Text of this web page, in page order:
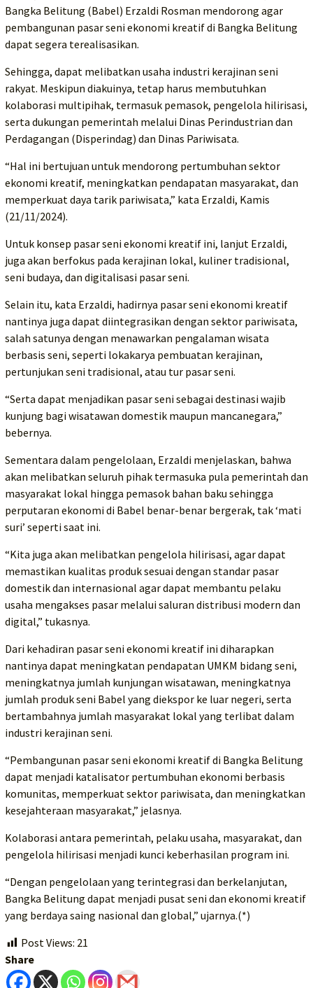
Bangka Belitung (Babel) Erzaldi Rosman mendorong agar
pembangunan pasar seni ekonomi kreatif di Bangka Belitung
dapat segera terealisasikan.
Sehingga, dapat melibatkan usaha industri kerajinan seni
rakyat. Meskipun diakuinya, tetap harus membutuhkan
kolaborasi multipihak, termasuk pemasok, pengelola hilirisasi,
serta dukungan pemerintah melalui Dinas Perindustrian dan
Perdagangan (Disperindag) dan Dinas Pariwisata.
“Hal ini bertujuan untuk mendorong pertumbuhan sektor
ekonomi kreatif, meningkatkan pendapatan masyarakat, dan
memperkuat daya tarik pariwisata,” kata Erzaldi, Kamis
(21/11/2024).
Untuk konsep pasar seni ekonomi kreatif ini, lanjut Erzaldi,
juga akan berfokus pada kerajinan lokal, kuliner tradisional,
seni budaya, dan digitalisasi pasar seni.
Selain itu, kata Erzaldi, hadirnya pasar seni ekonomi kreatif
nantinya juga dapat diintegrasikan dengan sektor pariwisata,
salah satunya dengan menawarkan pengalaman wisata
berbasis seni, seperti lokakarya pembuatan kerajinan,
pertunjukan seni tradisional, atau tur pasar seni.
“Serta dapat menjadikan pasar seni sebagai destinasi wajib
kunjung bagi wisatawan domestik maupun mancanegara,”
bebernya.
Sementara dalam pengelolaan, Erzaldi menjelaskan, bahwa
akan melibatkan seluruh pihak termasuka pula pemerintah dan
masyarakat lokal hingga pemasok bahan baku sehingga
perputaran ekonomi di Babel benar-benar bergerak, tak ‘mati
suri’ seperti saat ini.
“Kita juga akan melibatkan pengelola hilirisasi, agar dapat
memastikan kualitas produk sesuai dengan standar pasar
domestik dan internasional agar dapat membantu pelaku
usaha mengakses pasar melalui saluran distribusi modern dan
digital,” tukasnya.
Dari kehadiran pasar seni ekonomi kreatif ini diharapkan
nantinya dapat meningkatan pendapatan UMKM bidang seni,
meningkatnya jumlah kunjungan wisatawan, meningkatnya
jumlah produk seni Babel yang diekspor ke luar negeri, serta
bertambahnya jumlah masyarakat lokal yang terlibat dalam
industri kerajinan seni.
“Pembangunan pasar seni ekonomi kreatif di Bangka Belitung
dapat menjadi katalisator pertumbuhan ekonomi berbasis
komunitas, memperkuat sektor pariwisata, dan meningkatkan
kesejahteraan masyarakat,” jelasnya.
Kolaborasi antara pemerintah, pelaku usaha, masyarakat, dan
pengelola hilirisasi menjadi kunci keberhasilan program ini.
“Dengan pengelolaan yang terintegrasi dan berkelanjutan,
Bangka Belitung dapat menjadi pusat seni dan ekonomi kreatif
yang berdaya saing nasional dan global,” ujarnya.(*)
Post Views: 21
Share